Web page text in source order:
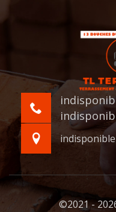
indisponible
©2021 -